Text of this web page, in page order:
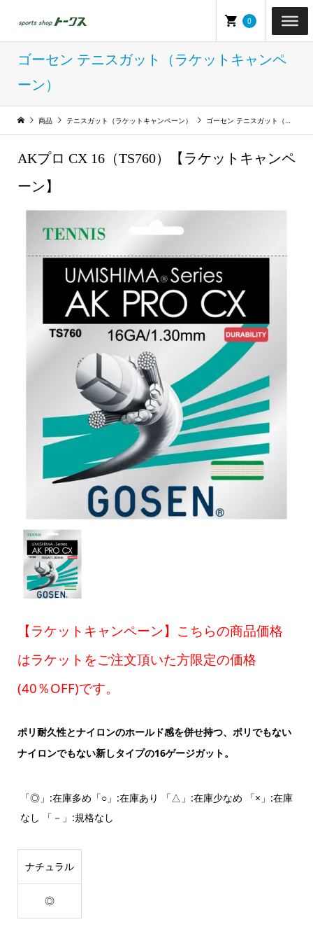
0
ゴーセン テニスガット（ラケットキャンペ
ーン）
商品 テニスガット（ラケットキャンペーン） ゴーセン テニスガット（ラケットキャンペーン）
AKプロ CX 16（TS760）【ラケットキャンペ
ーン】
【ラケットキャンペーン】こちらの商品価格
はラケットをご注文頂いた方限定の価格
(40％OFF)です。
ポリ耐久性とナイロンのホールド感を併せ持つ、ポリでもない
ナイロンでもない新しタイプの16ゲージガット。
「◎」:在庫多め「○」:在庫あり 「△」:在庫少なめ 「×」:在庫
なし 「－」:規格なし
ナチュラル
◎